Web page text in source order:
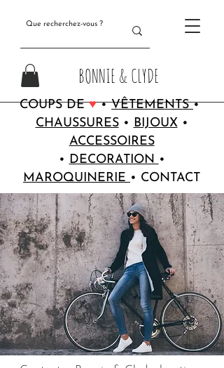
BONNIE & CLYDE
COUPS DE♥•VÊTEMENTS•
CHAUSSURES • BIJOUX•
ACCESSOIRES
• DECORATION •
MAROQUINERIE • CONTACT